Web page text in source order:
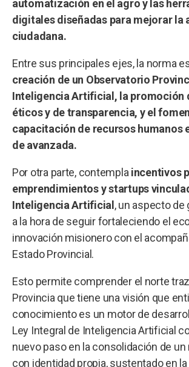
automatización en el agro y las
digitales diseñadas para mejorar la
ciudadana.
Entre sus principales ejes, la norma
creación de un Observatorio
Inteligencia Artificial, la promoción
éticos y de transparencia, y el
capacitación de recursos humanos
de avanzada.
Por otra parte, contempla incentivos
emprendimientos y startups
Inteligencia Artificial , un aspecto de
a la hora de seguir fortaleciendo el
innovación misionero con el
Estado Provincial.
Esto permite comprender el norte
Provincia que tiene una visión que
conocimiento es un motor de
Ley Integral de Inteligencia Artificial
nuevo paso en la consolidación de
con identidad propia, sustentado en